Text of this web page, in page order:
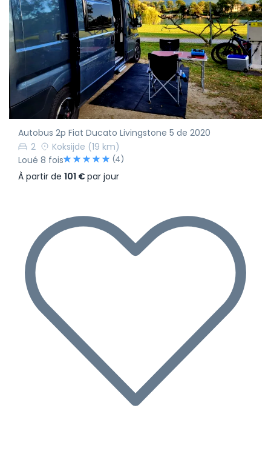
Autobus 2p Fiat Ducato Livingstone 5 de 2020
2
Koksijde (19 km)
Loué 8 fois
(4)
À partir de 101 €par jour